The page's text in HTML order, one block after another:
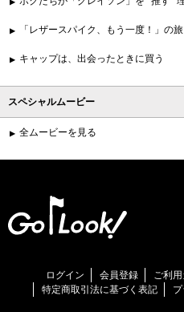
「レザースパイク、もう一度！」の旅
キャップは、出会ったときに買う
スペシャルムービー
全ムービーを見る
ログイン 会員登録 ご利
特定商取引法に基づく表記